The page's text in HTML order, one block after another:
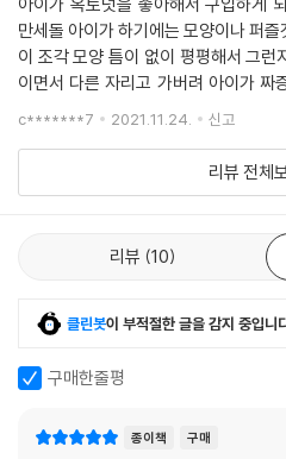
만세돌 아이가 하기에는 모양이나 퍼
이 조각 모양 틈이 없이 평평해서 그
이면서 다른 자리고 가버려 아이가 짜
쁘고 4가지 퍼즐판이 가방안에 들어있
c*******7 2021.11.24. 신고
리뷰 전체
리뷰 10
클린봇이 부적절한 글을 감지 중입니
구매한줄평
종이책 구매